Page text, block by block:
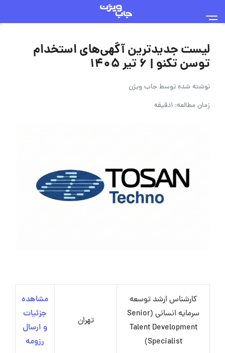
لیست جدیدترین آگهی‌های استخدام
توسن‌ تکنو | ۶ تیر ۱۴۰۵
نوشته شده توسطجاب ویژن
زمان مطالعه: 1دقیقه
کارشناس ارشد توسعه
سرمایه انسانی (Senior
Talent Development
Specialist)
تهران
مشاهده
جزئیات
و ارسال
رزومه